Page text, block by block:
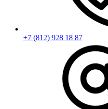
+7 (812) 928 18 87